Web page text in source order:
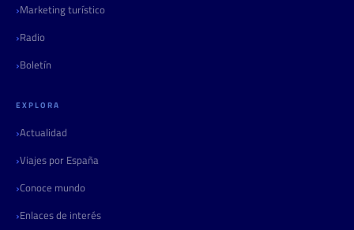
Marketing turístico
Radio
Boletín
EXPLORA
Actualidad
Viajes por España
Conoce mundo
Enlaces de interés